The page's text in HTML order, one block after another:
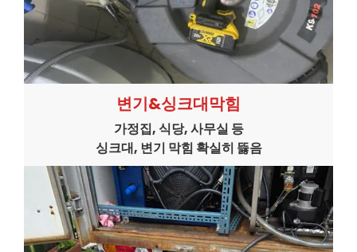
변기&싱크대막힘
가정집, 식당, 사무실 등
싱크대, 변기 막힘 확실히 뜷음